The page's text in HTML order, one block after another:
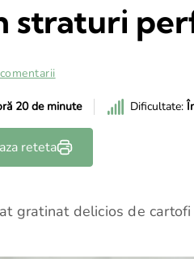
straturi
20 de minute Dificultate:
reteta
gratinat delicios de